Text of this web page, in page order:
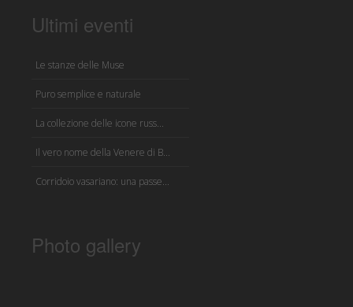
Ultimi eventi
Le stanze delle Muse
Puro semplice e naturale
La collezione delle icone russ...
Il vero nome della Venere di B...
Corridoio vasariano: una passe...
Photo gallery